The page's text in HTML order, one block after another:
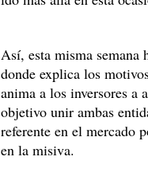
Así, esta misma semana
donde explica los
anima a los inversores a
objetivo unir ambas
referente en el mercado
en la misiva.